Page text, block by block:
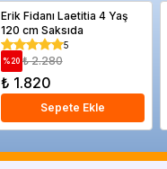
Erik Fidanı Laetitia 4 Yaş
120 cm Saksıda
5
%20 ₺ 2.280
₺ 1.820
Sepete Ekle